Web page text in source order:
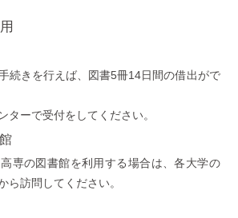
続きを行えば、図書5冊14日間の借出がで
ターで受付をしてください。
専の図書館を利用する場合は、各大学の
ら訪問してください。